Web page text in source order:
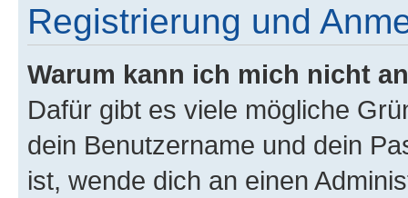
Registrierung und
Warum kann ich mich nicht
Dafür gibt es viele mögliche
dein Benutzername und dein
ist, wende dich an einen